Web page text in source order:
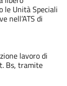
le Unità Speciali
nell’ATS di
lavoro di
Bs, tramite